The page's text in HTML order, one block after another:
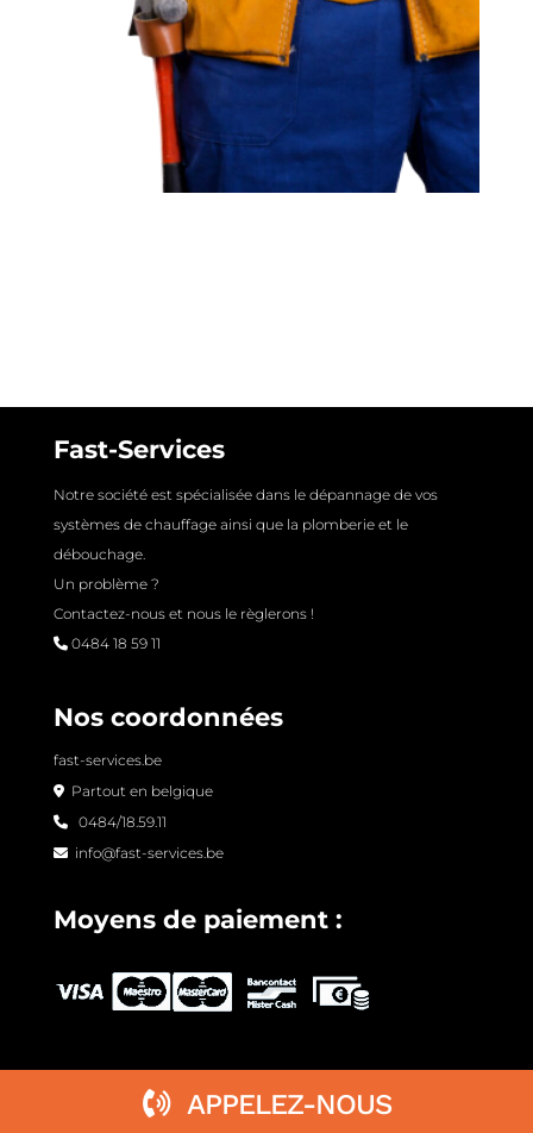
APPELEZ-NOUS
Fast-Services
Notre société est spécialisée dans le dépannage de vos
systèmes de chauffage ainsi que la plomberie et le
débouchage.
Un problème ?
Contactez-nous et nous le règlerons !
0484 18 59 11
Nos coordonnées
fast-services.be
Partout en belgique
0484/18.59.11
info@fast-services.be
Moyens de paiement :